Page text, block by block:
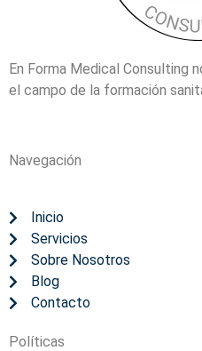
En Forma Medical Consulting
el campo de la formación
Navegación
Inicio
Servicios
Sobre Nosotros
Blog
Contacto
Políticas